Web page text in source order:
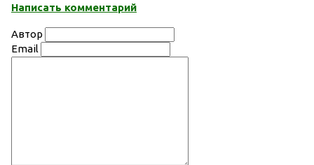
Написать комментарий
Автор
Email